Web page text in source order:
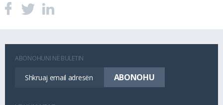
ABONOHUNI NË BULETIN